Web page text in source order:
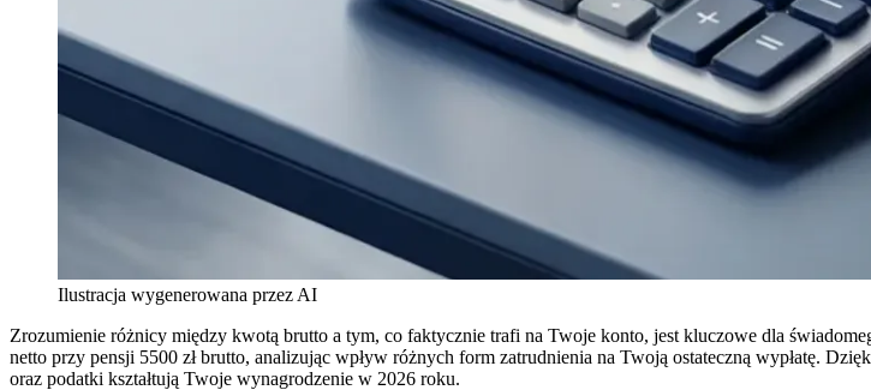
Ilustracja wygenerowana przez AI
Zrozumienie różnicy między kwotą brutto a tym, co faktycznie trafi na Twoje konto, jest kluczowe dla
netto przy pensji 5500 zł brutto, analizując wpływ różnych form zatrudnienia na Twoją ostateczną wypłatę.
oraz podatki kształtują Twoje wynagrodzenie w 2026 roku.